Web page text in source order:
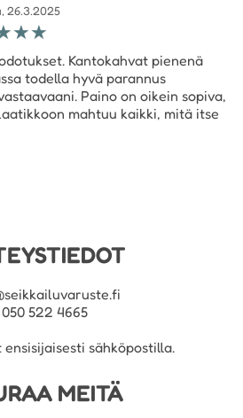
26.3.2025
☆☆
Kantokahvat pienenä
todella hyvä parannus
Paino on oikein sopiva,
mahtuu kaikki, mitä itse
050 522 4665
sähköpostilla.
MEITÄ